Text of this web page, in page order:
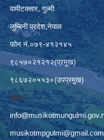
वामीटक्सार, गुल्मी
लुम्बिनी प्रदेश,नेपाल
फोन नं.०७९-४१२१४५
९८५७०२१२१२(प्रमुख)
९८६७२०५५३०(उपप्रमुख)
इमेलः–
musikotmpgulmi@gmail.com